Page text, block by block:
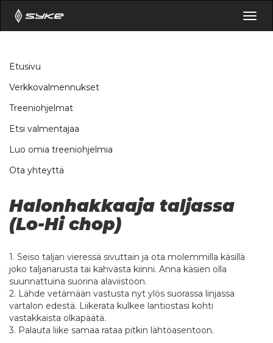
Etusivu
Verkkovalmennukset
Treeniohjelmat
Etsi valmentajaa
Luo omia treeniohjelmia
Ota yhteyttä
Halonhakkaaja taljassa
(Lo-Hi chop)
1. Seiso taljan vieressä sivuttain ja ota molemmilla käsillä
joko taljanarusta tai kahvasta kiinni. Anna käsien olla
suunnattuina suorina alaviistoon.
2. Lähde vetämään vastusta nyt ylös suorassa linjassa
vartalon edestä. Liikerata kulkee lantiostasi kohti
vastakkaista olkapäätä.
3. Palauta liike samaa rataa pitkin lähtöasentoon.